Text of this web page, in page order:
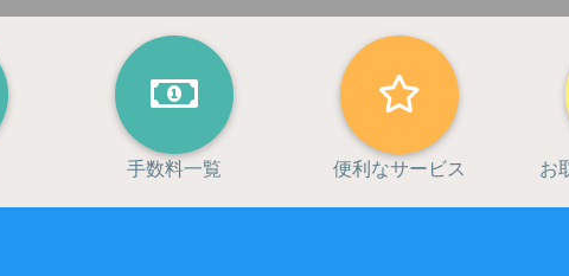
のため
業務の遂行を実施するにあたり必要な情報を保証機関に提供するため
実施するにあたり、必要な情報を債権譲渡先に提供するため
行するため
的が、法令等に基づき限定されている場合には、当該利用目的以外で利用
用情報機関から提供を受けた申込人等（資金需要者）の借入金返済能力
信条、門地、本籍地、保健医療または犯罪経歴についての情報等の特別の
手数料一覧 便利なサービス お